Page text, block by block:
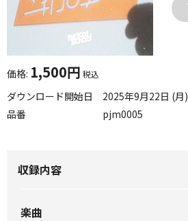
価格: 1,500円 税込
ダウンロード開始日
2025年9月22日 (月)
品番
pjm0005
収録内容
楽曲